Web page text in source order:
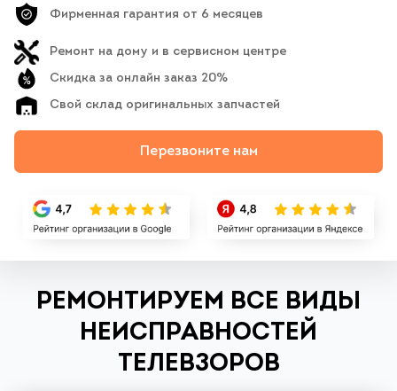
Фирменная гарантия от 6 месяцев
Ремонт на дому и в сервисном центре
Скидка за онлайн заказ 20%
Свой склад оригинальных запчастей
Перезвоните нам
РЕМОНТИРУЕМ ВСЕ ВИДЫ
НЕИСПРАВНОСТЕЙ
ТЕЛЕВЗОРОВ